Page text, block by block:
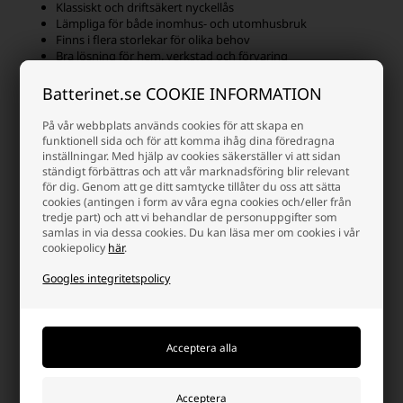
Batterinet.se COOKIE INFORMATION
På vår webbplats används cookies för att skapa en
funktionell sida och för att komma ihåg dina föredragna
inställningar. Med hjälp av cookies säkerställer vi att sidan
ständigt förbättras och att vår marknadsföring blir relevant
för dig. Genom att ge ditt samtycke tillåter du oss att sätta
cookies (antingen i form av våra egna cookies och/eller från
tredje part) och att vi behandlar de personuppgifter som
samlas in via dessa cookies. Du kan läsa mer om cookies i vår
cookiepolicy här.
Googles integritetspolicy
Klassiskt och driftsäkert nyckellås
Lämpliga för både inomhus- och utomhusbruk
Finns i flera storlekar för olika behov
Bra lösning för hem, verkstad och förvaring
ett solidt lås.
Kombinera med andra typer av
hänglås
Har du behov av alternativa låstyper kan det vara en fördel att
kombinera Stanley hänglås med andra lösningar. I vårt sortiment
hittar du ävenhänglås med kod, som är idealiska om flera personer
ska ha tillgång utan att behöva nyckel. Dessutom erbjuder vi ett
säkerhetsnivåer, så att du enkelt kan hitta rätt lösning för både
Genom att välja rätt typ av hänglås får du en mer flexibel och
sammanhållen säkerhetslösning som matchar just din vardag och
dina säkerhetskrav.